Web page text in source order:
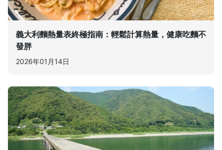
義大利麵熱量表終極指南：輕鬆計算熱量，健康吃麵不
發胖
2026年01月14日